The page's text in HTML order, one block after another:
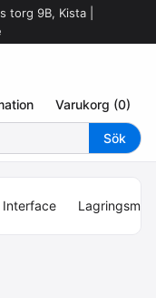
torg 9B, Kista |
Varukorg (0)
Interface